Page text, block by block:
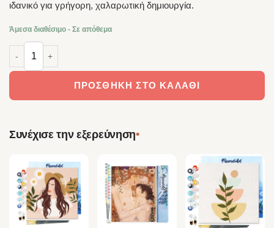
ιδανικό για γρήγορη, χαλαρωτική δημιουργία.
Άμεσα διαθέσιμο - Σε απόθεμα
Figured’Art Καμβάς Ζωγραφικής με Αριθμούς – Abstract Woman in
ΠΡΟΣΘΉΚΗ ΣΤΟ ΚΑΛΆΘΙ
Συνέχισε την εξερεύνηση•